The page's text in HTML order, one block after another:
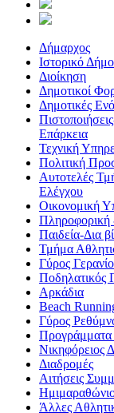
Δήμαρχος
Ιστορικό
Διοίκηση
Δημοτικοί
Δημοτικές
Επάρκεια
Τεχνική
Πολιτική
Αυτοτελές
Ελέγχου
Οικονομική
Πληροφορική
Παιδεία-Δια
Τμήμα
Γύρος
Ποδηλατικός
Αρκάδια
Beach
Γύρος
Προγράμματα
Νικηφόρειος
Διαδρομές
Αιτήσεις
Άλλες